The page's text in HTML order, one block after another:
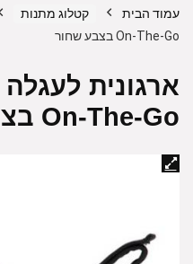
עמוד הבית קטלוג מתנות
On-The-Go בצבע שחור
On-The-Go בצבע שחור